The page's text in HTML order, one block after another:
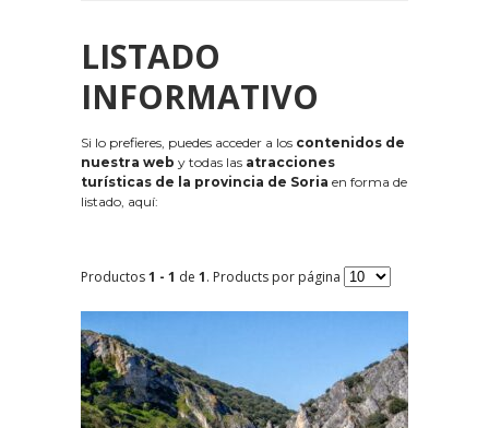
LISTADO
INFORMATIVO
Si lo prefieres, puedes acceder a los contenidos de
nuestra web y todas las atracciones
turísticas de la provincia de Soria en forma de
listado, aquí:
Productos1 - 1 de 1. Products por página